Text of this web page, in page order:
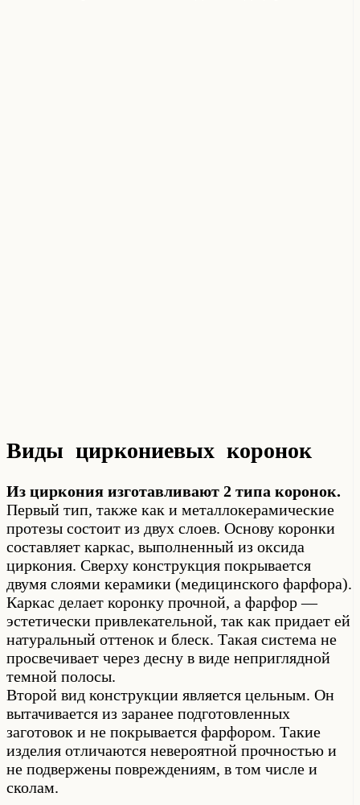
Виды циркониевых коронок
Из циркония изготавливают 2 типа коронок.
Первый тип, также как и металлокерамические
протезы состоит из двух слоев. Основу коронки
составляет каркас, выполненный из оксида
циркония. Сверху конструкция покрывается
двумя слоями керамики (медицинского фарфора).
Каркас делает коронку прочной, а фарфор —
эстетически привлекательной, так как придает ей
натуральный оттенок и блеск. Такая система не
просвечивает через десну в виде неприглядной
темной полосы.
Второй вид конструкции является цельным. Он
вытачивается из заранее подготовленных
заготовок и не покрывается фарфором. Такие
изделия отличаются невероятной прочностью и
не подвержены повреждениям, в том числе и
сколам.